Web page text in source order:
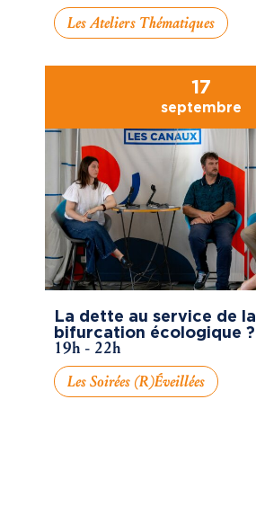
Les Ateliers Thématiques
17
septembre
La dette au service de la
bifurcation écologique ?
19h - 22h
Les Soirées (R)éveillées